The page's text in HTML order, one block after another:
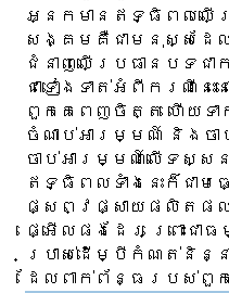
អ្នកមានឥទ្ធិពលល
សង្គមគឺជាមនុស្សដែល
ជំនាញលើប្រធានបទជា
ជាទៀងទាត់អំពីករណីនេ
ពួកគេពេញចិត្ត ហើយទ
ចំណាប់អារម្មណ៍ និងចា
ចាប់អារម្មណ៍លើទស្ស
ឥទ្ធិពលទាំងនេះក៏ជា
ផ្សព្វផ្សាយផលិតផល
ផ្អើលផងដែរ ព្រោះជ
ប្រាស់ដើម្បីកំណត់និន្
ដែលពាក់ព័ន្ធរបស់ពួក